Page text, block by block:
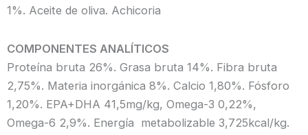
1%. Aceite de oliva. Achicoria
COMPONENTES ANALÍTICOS
Proteína bruta 26%. Grasa bruta 14%. Fibra bruta
2,75%. Materia inorgánica 8%. Calcio 1,80%. Fósforo
1,20%. EPA+DHA 41,5mg/kg, Omega-3 0,22%,
Omega-6 2,9%. Energía metabolizable 3,725kcal/kg.